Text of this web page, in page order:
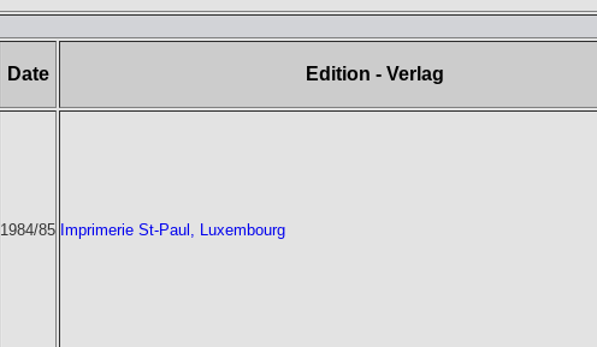
Date Edition - Verlag
1984/85 Imprimerie St-Paul, Luxembourg